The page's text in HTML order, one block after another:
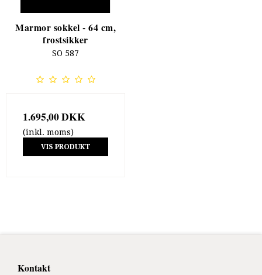
Marmor sokkel - 64 cm,
frostsikker
SO 587
1.695,00 DKK
(inkl. moms)
VIS PRODUKT
Kontakt